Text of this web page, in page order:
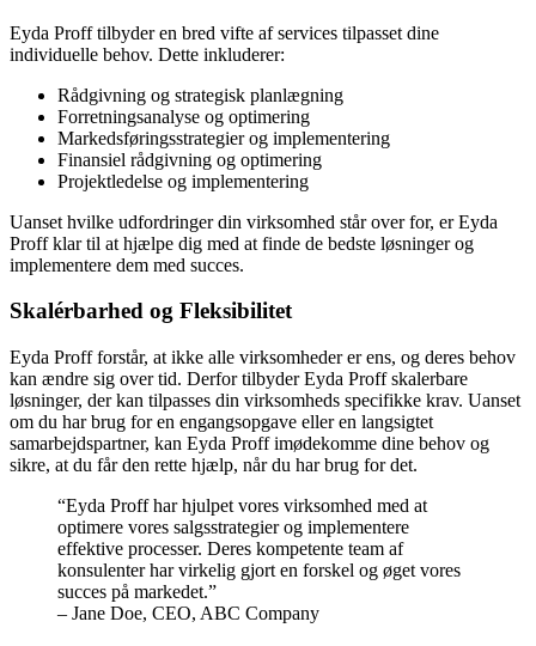
Eyda Proff tilbyder en bred vifte af services tilpasset dine
individuelle behov. Dette inkluderer:
Rådgivning og strategisk planlægning
Forretningsanalyse og optimering
Markedsføringsstrategier og implementering
Finansiel rådgivning og optimering
Projektledelse og implementering
Uanset hvilke udfordringer din virksomhed står over for, er Eyda
Proff klar til at hjælpe dig med at finde de bedste løsninger og
implementere dem med succes.
Skalérbarhed og Fleksibilitet
Eyda Proff forstår, at ikke alle virksomheder er ens, og deres behov
kan ændre sig over tid. Derfor tilbyder Eyda Proff skalerbare
løsninger, der kan tilpasses din virksomheds specifikke krav. Uanset
om du har brug for en engangsopgave eller en langsigtet
samarbejdspartner, kan Eyda Proff imødekomme dine behov og
sikre, at du får den rette hjælp, når du har brug for det.
“Eyda Proff har hjulpet vores virksomhed med at
optimere vores salgsstrategier og implementere
effektive processer. Deres kompetente team af
konsulenter har virkelig gjort en forskel og øget vores
succes på markedet.”
– Jane Doe, CEO, ABC Company